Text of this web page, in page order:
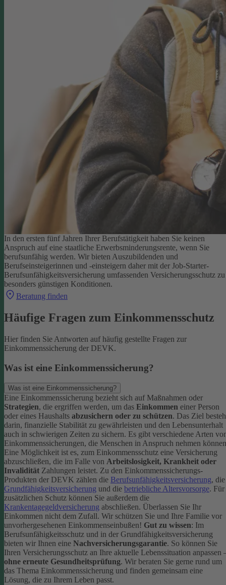
In den ersten fünf Jahren Ihrer Berufstätigkeit haben Sie keinen
Anspruch auf eine staatliche Erwerbsminderungsrente, wenn Sie
berufsunfähig werden. Wir bieten Auszubildenden und
Berufseinsteigerinnen und -einsteigern daher mit der Job-Starter-
Berufsunfähigkeitsversicherung umfassenden Versicherungsschutz zu
besonders günstigen Konditionen.
Beratung finden
Häufige Fragen zum Einkommensschutz
Hier finden Sie Antworten auf häufig gestellte Fragen zur
Einkommenssicherung der DEVK.
Was ist eine Einkommenssicherung?
Was ist eine Einkommenssicherung?
Eine Einkommenssicherung bezieht sich auf Maßnahmen oder
Strategien, die ergriffen werden, um das Einkommen einer Person
oder eines Haushalts abzusichern oder zu schützen. Das Ziel
darin, finanzielle Stabilität zu gewährleisten und den Lebensunterhalt
auch in schwierigen Zeiten zu sichern. Es gibt verschiedene Arten
Einkommenssicherungen, die Menschen in Anspruch nehmen
Eine Möglichkeit ist es, zum Einkommensschutz eine Versicherung
abzuschließen, die im Falle von Arbeitslosigkeit, Krankheit oder
Invalidität Zahlungen leistet. Zu den Einkommenssicherungs-
Produkten der DEVK zählen die Berufsunfähigkeitsversicherung, die
Grundfähigkeitsversicherung und die betriebliche Altersvorsorge. Für
zusätzlichen Schutz können Sie außerdem die
Krankentagegeldversicherung abschließen. Überlassen Sie Ihr
Einkommen nicht dem Zufall. Wir schützen Sie und Ihre Familie vor
unvorhergesehenen Einkommenseinbußen! Gut zu wissen: Im
Berufsunfähigkeitsschutz und in der Grundfähigkeitsversicherung
bieten wir Ihnen eine Nachversicherungsgarantie. So können Sie
Ihren Versicherungsschutz an Ihre aktuelle Lebenssituation anpassen
ohne erneute Gesundheitsprüfung. Wir beraten Sie gerne rund um
das Thema Einkommenssicherung und finden gemeinsam eine
Lösung, die zu Ihrem Leben passt.